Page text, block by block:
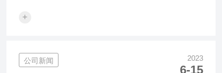
+
公司新闻 2023
6-15